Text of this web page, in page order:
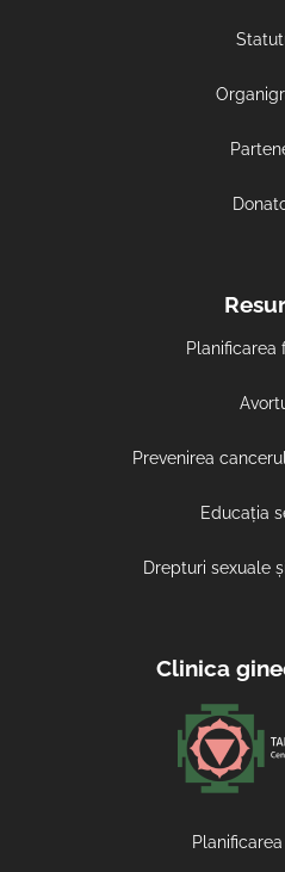
Planificarea
Prevenirea
Educația
Drepturi sexuale
Clinica